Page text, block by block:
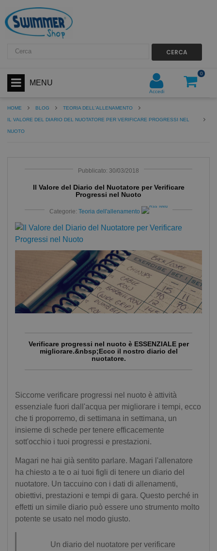
CERCA
MENU
0
Accedi
HOME BLOG TEORIA DELL'ALLENAMENTO
IL VALORE DEL DIARIO DEL NUOTATORE PER VERIFICARE PROGRESSI NEL
NUOTO
Pubblicato: 30/03/2018
Il Valore del Diario del Nuotatore per Verificare
Progressi nel Nuoto
Categorie: Teoria dell'allenamento
Verificare progressi nel nuoto è ESSENZIALE per
migliorare.&nbsp;Ecco il nostro diario del
nuotatore.
Siccome verificare progressi nel nuoto è attività
essenziale fuori dall'acqua per migliorare i tempi, ecco
che ti proporremo, di settimana in settimana, un
insieme di schede per tenere efficacemente
sott'occhio i tuoi progressi e prestazioni.
Magari ne hai già sentito parlare. Magari l'allenatore
ha chiesto a te o ai tuoi figli di tenere un diario del
nuotatore. Un taccuino con i dati di allenamenti,
obiettivi, prestazioni e tempi di gara. Questo perché in
effetti un simile diario può essere uno strumento molto
potente se usato nel modo giusto.
Un diario del nuotatore per verificare